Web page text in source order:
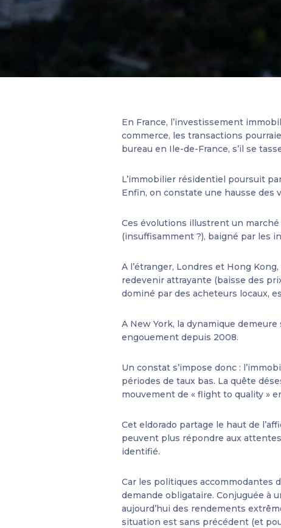
En France, l’investissement
commerce, les transactions
bureau en Ile-de-France, s’il se
L’immobilier résidentiel poursuit
Enfin, on constate une hausse des
Ces évolutions illustrent un
(insuffisamment ?), baigné par les
A l’étranger, Londres et Hong
redevenir attrayante (baisse des
dominé par des acheteurs locaux,
A New York, la dynamique
engouement depuis 2008.
Un constat s’impose donc :
périodes de taux bas. La quête
mouvement de « flight to quality »
Cet eldorado partage le haut de
peuvent plus répondre aux
identifié.
Car les politiques accommodantes
demande obligataire. Conjuguée à
aujourd’hui des rendements
situation est sans précédent (et